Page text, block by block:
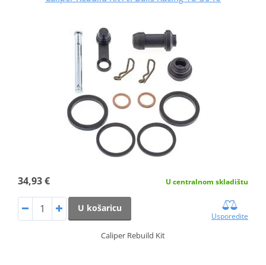
34,93 € U centralnom skladištu
U košaricu
Usporedite
Caliper Rebuild Kit